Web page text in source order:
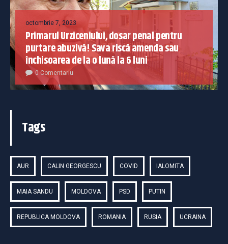
octombrie 7, 2023
Primarul Urziceniului, dosar penal pentru
purtare abuzivă! Sava riscă amenda sau
închisoarea de la o lună la 6 luni
0 Comentariu
Tags
AUR CALIN GEORGESCU COVID IALOMITA
MAIA SANDU MOLDOVA PSD PUTIN
REPUBLICA MOLDOVA ROMANIA RUSIA UCRAINA